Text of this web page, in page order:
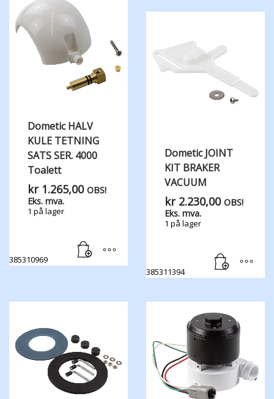
Dometic HALV
KULE TETNING
SATS SER. 4000
Toalett
kr1.265,00 OBS!
Eks. mva.
1 på lager
385310969
Dometic JOINT
KIT BRAKER
VACUUM
kr2.230,00 OBS!
Eks. mva.
1 på lager
385311394